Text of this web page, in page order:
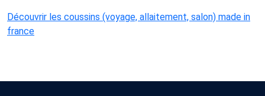
Découvrir les coussins (voyage, allaitement, salon) made in
france